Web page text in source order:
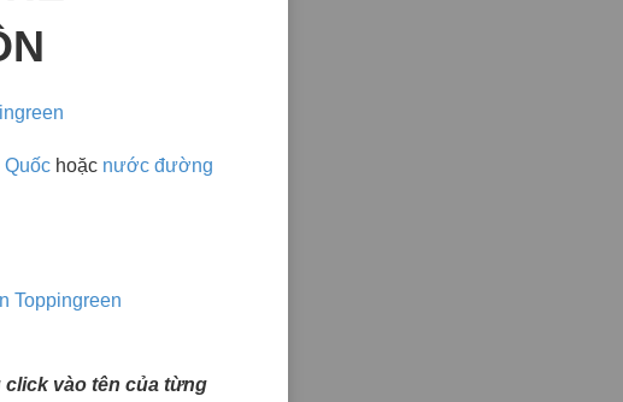
hoặc nước đường
Toppingreen
vào tên của từng